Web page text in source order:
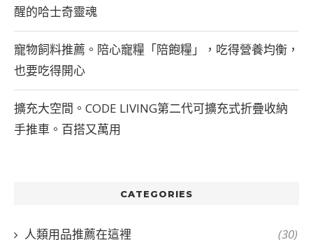
醒的哈士奇靈魂
寵物飼料推薦。陪心寵糧「陪飽糧」，吃得營養均衡，
也要吃得開心
擴充大空間。CODE LIVING第二代可擴充式折疊收納
手推車。百搭又萬用
CATEGORIES
人類用品推薦在這裡 (30)